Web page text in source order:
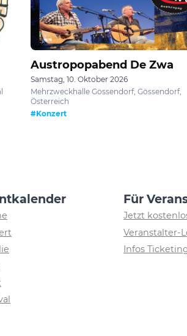
Austropopabend De Zwa
Samstag, 10. Oktober 2026
Mehrzweckhalle Gössendorf, Gössendorf,
Österreich
#Konzert
Für
Jetzt
Veranstalter-
Infos